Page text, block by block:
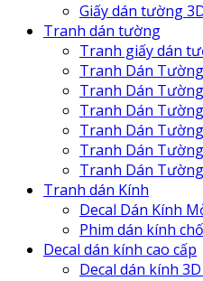
Giấy dán tường
Tranh dán tường
Tranh giấy dán
Tranh Dán
Tranh Dán
Tranh Dán
Tranh Dán
Tranh Dán
Tranh Dán
Tranh dán Kính
Decal Dán Kính
Phim dán kính
Decal dán kính cao cấp
Decal dán kính